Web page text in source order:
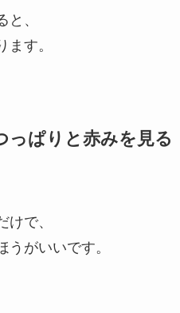
、
す。
っぱりと赤みを見る
で、
がいいです。